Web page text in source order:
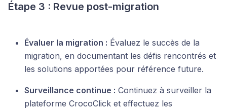
Étape 3 : Revue post-migration
Évaluer la migration : Évaluez le succès de la
migration, en documentant les défis rencontrés et
les solutions apportées pour référence future.
Surveillance continue : Continuez à surveiller la
plateforme CrocoClick et effectuez les